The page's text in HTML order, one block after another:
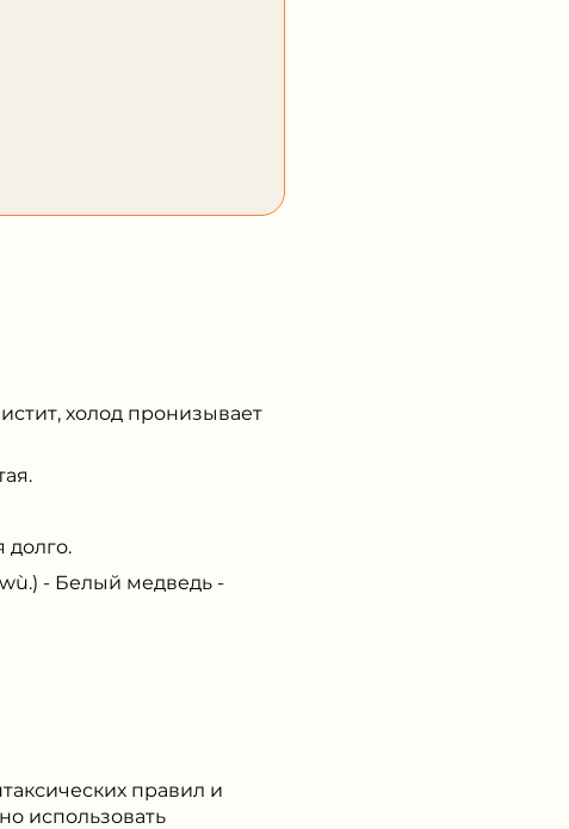
холод пронизывает
долго.
- Белый медведь -
правил и
использовать